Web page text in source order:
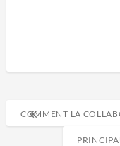
COMMENT LA COLLABORATION NUMÉRIQUE